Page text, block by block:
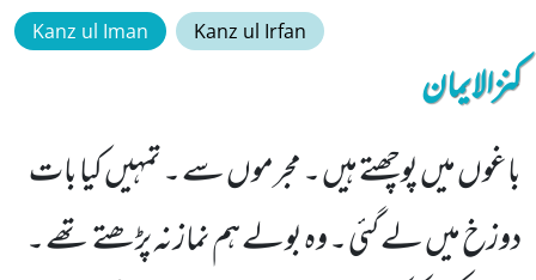
Kanz ul Iman Kanz ul Irfan
کنزالایمان
باغوں میں پوچھتے ہیں ۔ مجرموں سے ۔ تمہیں کیا بات
دوزخ میں لے گئی ۔ وہ بولے ہم نماز نہ پڑھتے تھے ۔